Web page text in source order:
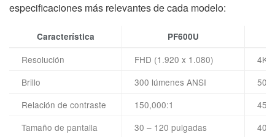
especificaciones más relevantes de cada modelo:
Característica PF600U
Resolución FHD (1.920 x 1.080)
4K
Brillo
300 lúmenes ANSI
500
Relación de contraste
150,000:1
Tamaño de pantalla
30 – 120 pulgadas
40